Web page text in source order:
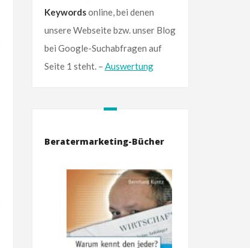
Keywordsonline, bei denen
unsere Webseite bzw. unser Blog
bei Google-Suchabfragen auf
Seite 1 steht. – Auswertung
Beratermarketing-Bücher